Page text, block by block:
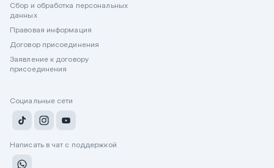
Сбор и обработка персональных
данных
Правовая информация
Договор присоединения
Заявление к договору
присоединения
Социальные сети
Написать в чат с поддержкой